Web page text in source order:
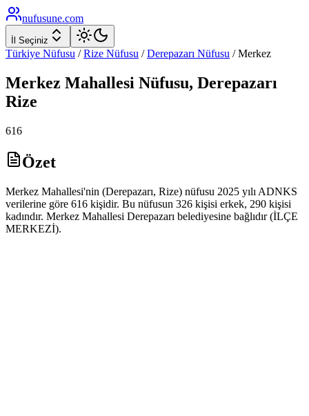
nufusune.com
İl Seçiniz
Türkiye Nüfusu / Rize Nüfusu / Derepazarı Nüfusu /Merkez
Merkez Mahallesi Nüfusu, Derepazarı
Rize
616
Özet
Merkez Mahallesi'nin (Derepazarı, Rize) nüfusu 2025 yılı ADNKS
verilerine göre 616 kişidir. Bu nüfusun 326 kişisi erkek, 290 kişisi
kadındır. Merkez Mahallesi Derepazarı belediyesine bağlıdır (İLÇE
MERKEZİ).